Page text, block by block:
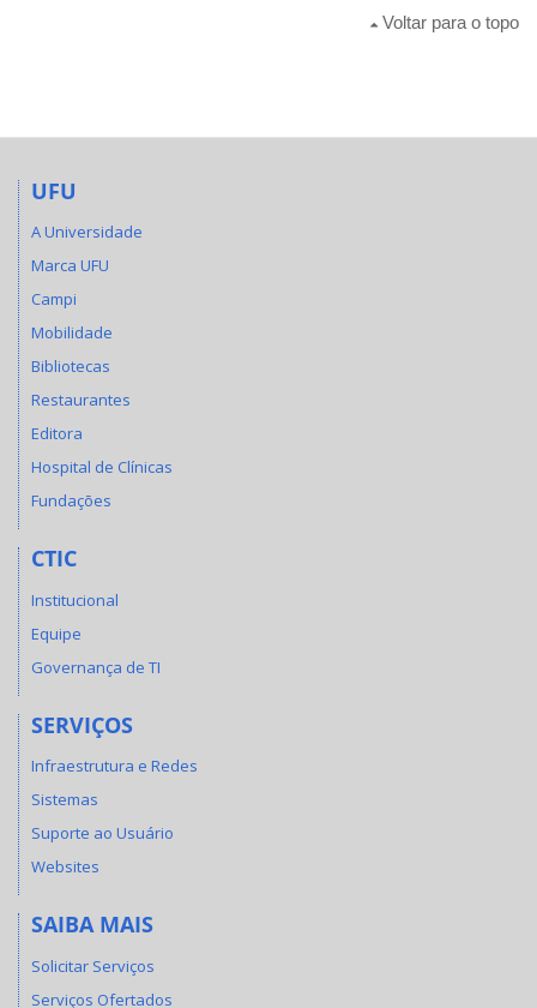
Voltar para o topo
UFU
A Universidade
Marca UFU
Campi
Mobilidade
Bibliotecas
Restaurantes
Editora
Hospital de Clínicas
Fundações
CTIC
Institucional
Equipe
Governança de TI
SERVIÇOS
Infraestrutura e Redes
Sistemas
Suporte ao Usuário
Websites
SAIBA MAIS
Solicitar Serviços
Serviços Ofertados